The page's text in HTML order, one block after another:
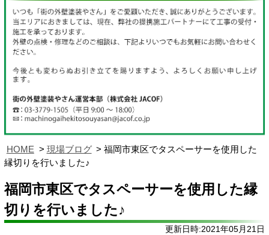
HOME 現場ブログ
福岡市東区でタスペーサーを使用した
縁切りを行いました♪
福岡市東区でタスペーサーを使用した縁
切りを行いました♪
更新日時:2021年05月21日